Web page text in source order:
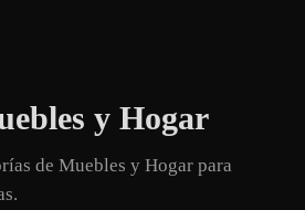
y Hogar
de Muebles y Hogar para